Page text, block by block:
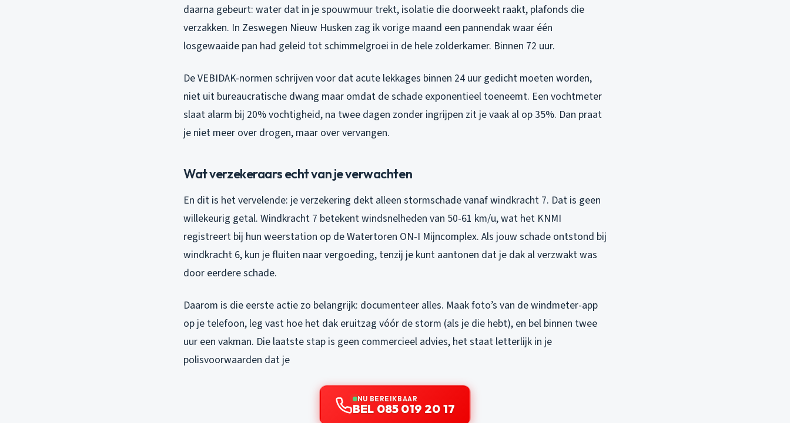
daarna gebeurt: water dat in je spouwmuur trekt, isolatie die doorweekt raakt, plafonds die
verzakken. In Zeswegen Nieuw Husken zag ik vorige maand een pannendak waar één
losgewaaide pan had geleid tot schimmelgroei in de hele zolderkamer. Binnen 72 uur.
De VEBIDAK-normen schrijven voor dat acute lekkages binnen 24 uur gedicht moeten worden,
niet uit bureaucratische dwang maar omdat de schade exponentieel toeneemt. Een vochtmeter
slaat alarm bij 20% vochtigheid, na twee dagen zonder ingrijpen zit je vaak al op 35%. Dan praat
je niet meer over drogen, maar over vervangen.
Wat verzekeraars echt van je verwachten
En dit is het vervelende: je verzekering dekt alleen stormschade vanaf windkracht 7. Dat is geen
willekeurig getal. Windkracht 7 betekent windsnelheden van 50-61 km/u, wat het KNMI
registreert bij hun weerstation op de Watertoren ON-I Mijncomplex. Als jouw schade ontstond bij
windkracht 6, kun je fluiten naar vergoeding, tenzij je kunt aantonen dat je dak al verzwakt was
door eerdere schade.
Daarom is die eerste actie zo belangrijk: documenteer alles. Maak foto’s van de windmeter-app
op je telefoon, leg vast hoe het dak eruitzag vóór de storm (als je die hebt), en bel binnen twee
uur een vakman. Die laatste stap is geen commercieel advies, het staat letterlijk in je
polisvoorwaarden dat je
NU BEREIKBAAR
BEL 085 019 20 17